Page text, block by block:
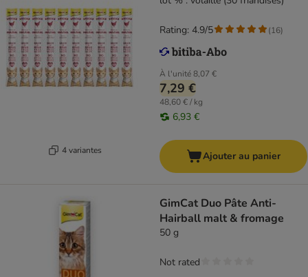
4 variantes
À l'unité8,07 €
7,29 €
48,60 € / kg
6,93 €
Rating: 4.9/5 (16)
Ajouter au panier
GimCat Duo Pâte Anti-
Hairball malt & fromage
50 g
Not rated